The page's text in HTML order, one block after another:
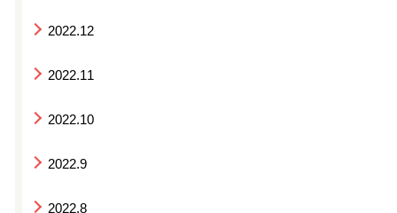
2022.12
2022.11
2022.10
2022.9
2022.8